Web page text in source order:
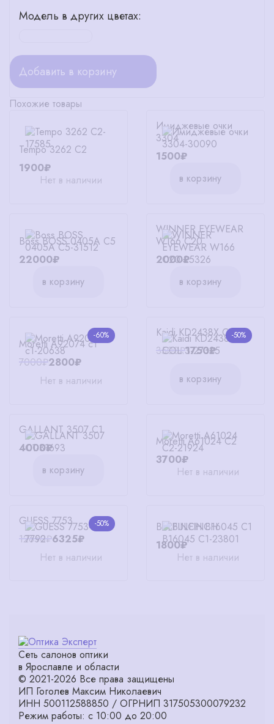
Модель в других цветах:
Добавить в корзину
Похожие товары
Tempo 3262 C2
1900₽
Нет в наличии
Имиджевые очки
3304
1500₽
в корзину
Boss BOSS 0405A C5
22000₽
в корзину
WINNER EYEWEAR
W166 C20
2000₽
в корзину
-60%
Moretti A92074 c1
7000₽2800₽
Нет в наличии
-50%
Kaidi KD2438X COL.3
3500₽1750₽
в корзину
GALLANT 3507 C1
4000₽
в корзину
Moretti А61024 С2
3700₽
Нет в наличии
-50%
GUESS 7753
12650₽6325₽
Нет в наличии
BULFINCH B16045 C1
1800₽
Нет в наличии
Сеть салонов оптики
в Ярославле и области
© 2021-2026 Все права защищены
ИП Гоголев Максим Николаевич
ИНН 500112588850 / ОГРНИП 317505300079232
Режим работы: с 10:00 до 20:00